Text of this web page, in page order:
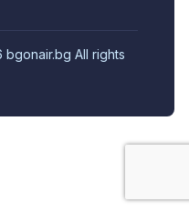
bgonair.bg All rights